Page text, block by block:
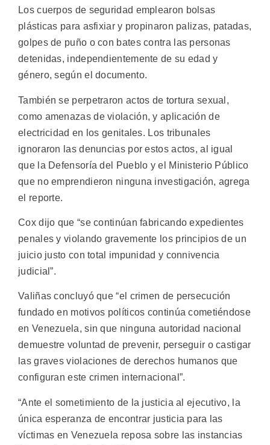
Los cuerpos de seguridad emplearon bolsas
plásticas para asfixiar y propinaron palizas, patadas,
golpes de puño o con bates contra las personas
detenidas, independientemente de su edad y
género, según el documento.
También se perpetraron actos de tortura sexual,
como amenazas de violación, y aplicación de
electricidad en los genitales. Los tribunales
ignoraron las denuncias por estos actos, al igual
que la Defensoría del Pueblo y el Ministerio Público
que no emprendieron ninguna investigación, agrega
el reporte.
Cox dijo que “se continúan fabricando expedientes
penales y violando gravemente los principios de un
juicio justo con total impunidad y connivencia
judicial”.
Valiñas concluyó que “el crimen de persecución
fundado en motivos políticos continúa cometiéndose
en Venezuela, sin que ninguna autoridad nacional
demuestre voluntad de prevenir, perseguir o castigar
las graves violaciones de derechos humanos que
configuran este crimen internacional”.
“Ante el sometimiento de la justicia al ejecutivo, la
única esperanza de encontrar justicia para las
víctimas en Venezuela reposa sobre las instancias